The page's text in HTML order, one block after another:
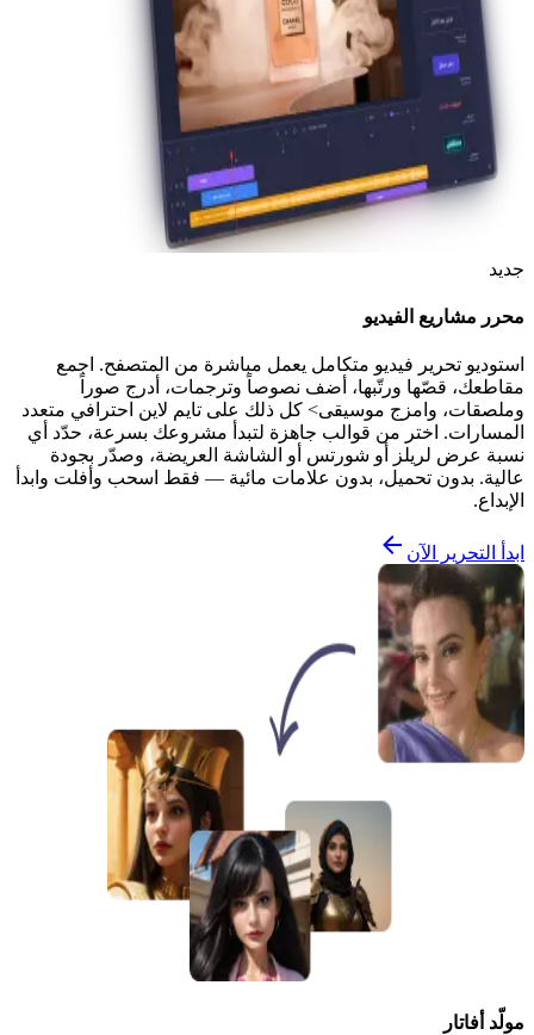
جديد
محرر مشاريع الفيديو
استوديو تحرير فيديو متكامل يعمل مباشرة من المتصفح. اجمع
مقاطعك، قصّها ورتّبها، أضف نصوصاً وترجمات، أدرج صوراً
وملصقات، وامزج موسيقى> كل ذلك على تايم لاين احترافي متعدد
المسارات. اختر من قوالب جاهزة لتبدأ مشروعك بسرعة، حدّد أي
نسبة عرض لريلز أو شورتس أو الشاشة العريضة، وصدّر بجودة
عالية. بدون تحميل، بدون علامات مائية — فقط اسحب وأفلت وابدأ
الإبداع.
ابدأ التحرير الآن
مولّد أفاتار